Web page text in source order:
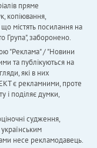
пряме
копіювання,
містять посилання на
Група", заборонено.
"Реклама" / "Новини
та публікуються на
які в них
є рекламними, проте
і поділяє думки,
судження,
несе рекламодавець.